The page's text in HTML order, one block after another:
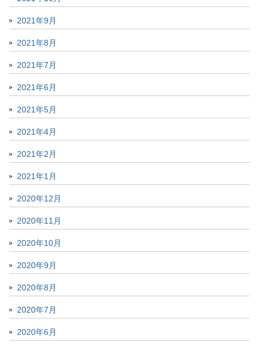
2021年9月
2021年8月
2021年7月
2021年6月
2021年5月
2021年4月
2021年2月
2021年1月
2020年12月
2020年11月
2020年10月
2020年9月
2020年8月
2020年7月
2020年6月